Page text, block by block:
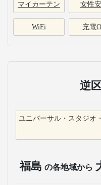
マイカーテン 女性
WiFi 充電
逆
ユニバーサル・スタジオ
福島 の各地域から